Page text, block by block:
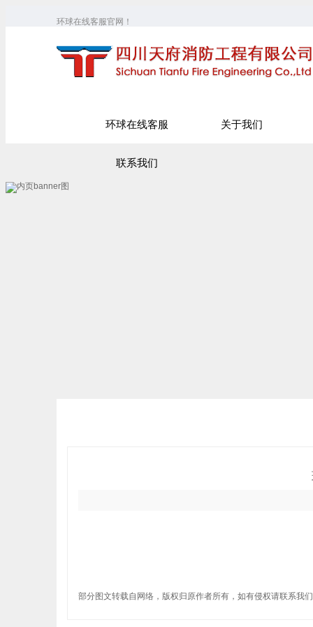
环球在线客服官网！
环球在线客服 关于我们
联系我们
部分图文转载自网络，版权归原作者所有，如有侵权请联系我